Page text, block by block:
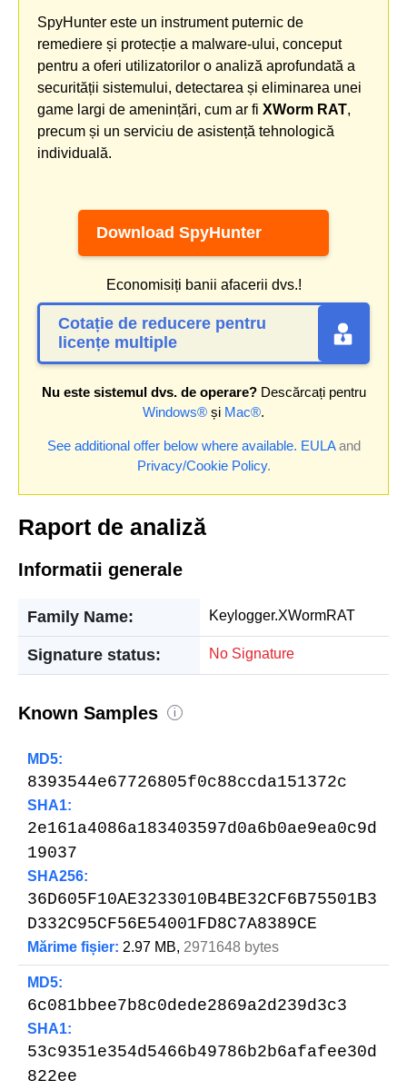
SpyHunter este un instrument puternic de
remediere și protecție a malware-ului, conceput
pentru a oferi utilizatorilor o analiză aprofundată a
securității sistemului, detectarea și eliminarea unei
game largi de amenințări, cum ar fi XWorm RAT,
precum și un serviciu de asistență tehnologică
individuală.
Download SpyHunter
Economisiți banii afacerii dvs.!
Cotație de reducere pentru
licențe multiple
Nu este sistemul dvs. de operare?Descărcați pentru
Windows® și Mac®.
See additional offer below where available. EULAand
Privacy/Cookie Policy.
Raport de analiză
Informatii generale
Family Name: Keylogger.XWormRAT
Signature status: No Signature
Known Samples i
MD5:
8393544e67726805f0c88ccda151372c
SHA1:
2e161a4086a183403597d0a6b0ae9ea0c9d
19037
SHA256:
36D605F10AE3233010B4BE32CF6B75501B3
D332C95CF56E54001FD8C7A8389CE
Mărime fișier: 2.97 MB, 2971648 bytes
MD5:
6c081bbee7b8c0dede2869a2d239d3c3
SHA1:
53c9351e354d5466b49786b2b6afafee30d
822ee